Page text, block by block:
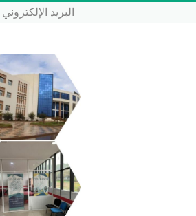
البريد الإلكتروني